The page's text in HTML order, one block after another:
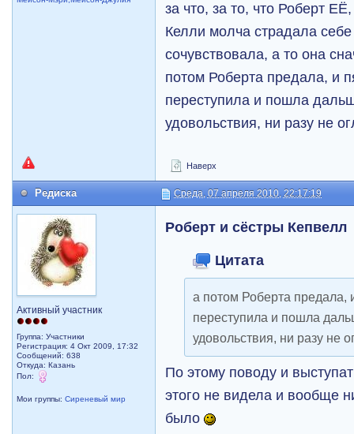
за что, за то, что Роберт
Келли молча страдала
сочувствовала, а то она
потом Роберта предала, и
переступила и пошла
удовольствия, ни разу не
Наверх
Редиска Среда, 07 апреля 2010, 22:17:19
Активный участник
Группа: Участники
Регистрация: 4 Окт 2009, 17:32
Сообщений: 638
Откуда: Казань
Пол:
Мои группы:Сиреневый мир
Роберт и сёстры Кепвелл
Цитата
а потом Роберта предала,
переступила и пошла
удовольствия, ни разу не
По этому поводу и
этого не видела и вообще
было